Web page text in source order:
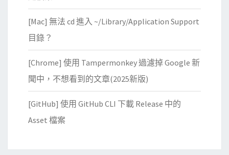
[Mac] 無法 cd 進入 ~/Library/Application Support
目錄？
[Chrome] 使用 Tampermonkey 過濾掉 Google 新
聞中，不想看到的文章(2025新版)
[GitHub] 使用 GitHub CLI 下載 Release 中的
Asset 檔案